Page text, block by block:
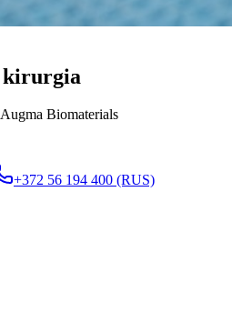
kirurgia
Biomaterials
+372 56 194 400 (RUS)